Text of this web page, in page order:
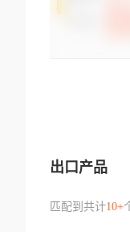
出口产品
匹配到共计10+